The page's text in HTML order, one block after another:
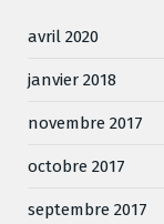
avril 2020
janvier 2018
novembre 2017
octobre 2017
septembre 2017